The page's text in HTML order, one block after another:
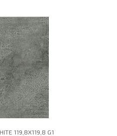
119,8X119,8 G1